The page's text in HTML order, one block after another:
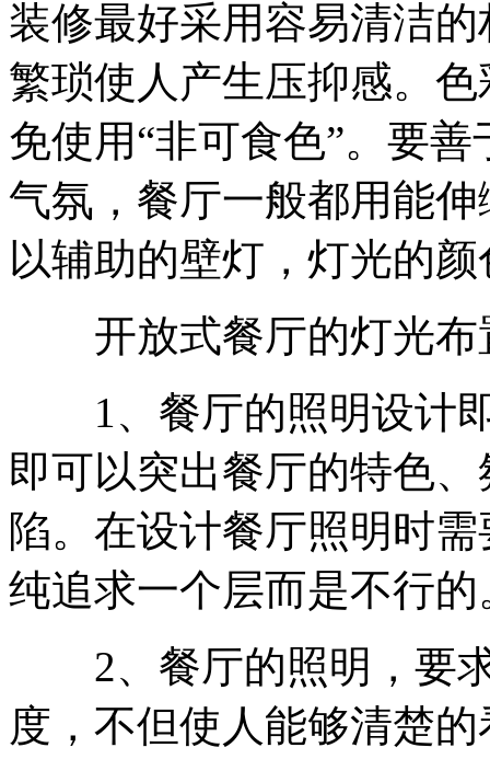
装修最好采用容易清洁
繁琐使人产生压抑感。
免使用“非可食色”。要
气氛，餐厅一般都用能
以辅助的壁灯，灯光的
开放式餐厅的灯光布
1、餐厅的照明设计即
即可以突出餐厅的特色
陷。在设计餐厅照明时
纯追求一个层而是不行的
2、餐厅的照明，要求
度，不但使人能够清楚